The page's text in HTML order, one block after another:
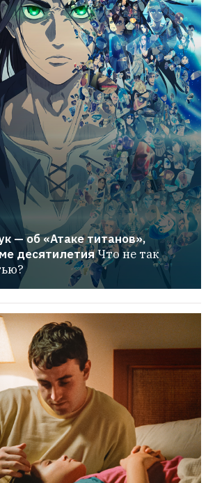
— об «Атаке титанов»,
десятилетияЧто не так